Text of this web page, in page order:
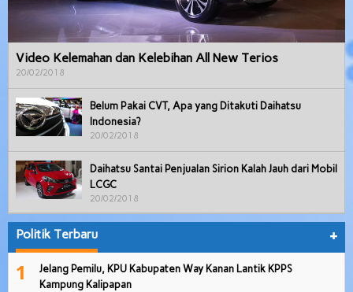
Video Kelemahan dan Kelebihan All New Terios
20/02/2018
Belum Pakai CVT, Apa yang Ditakuti Daihatsu
Indonesia?
20/02/2018
Daihatsu Santai Penjualan Sirion Kalah Jauh dari Mobil
LCGC
20/02/2018
Politik Terbaru +
1
Jelang Pemilu, KPU Kabupaten Way Kanan Lantik KPPS
Kampung Kalipapan